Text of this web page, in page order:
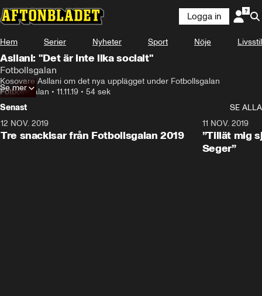
Logga in
Hem Serier Nyheter Sport Nöje Livsstil
Asllani: "Det är inte lika socialt"
Fotbollsgalan
Kosovare Asllani om det nya upplägget under Fotbollsgalan
Fotbollsgalan • 11.11.19 • 54 sek
Se mer
Senast
SE ALLA
12 NOV. 2019
Tre snackisar från Fotbollsgalan 2019
11 NOV. 2019
”Tillät mig
Seger”